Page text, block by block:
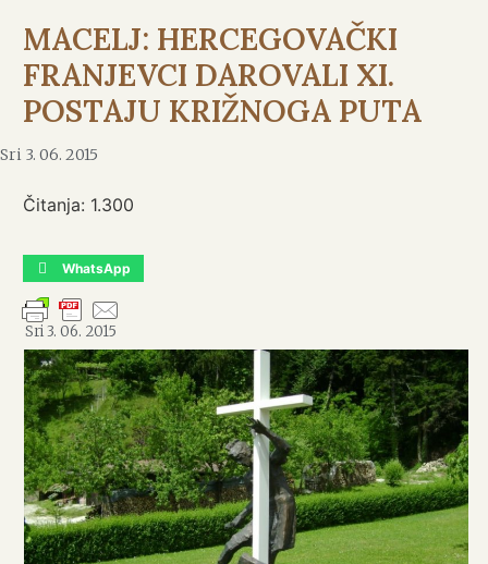
MACELJ: HERCEGOVAČKI
FRANJEVCI DAROVALI XI.
POSTAJU KRIŽNOGA PUTA
Sri 3. 06. 2015
Čitanja: 1.300
WhatsApp
Sri 3. 06. 2015